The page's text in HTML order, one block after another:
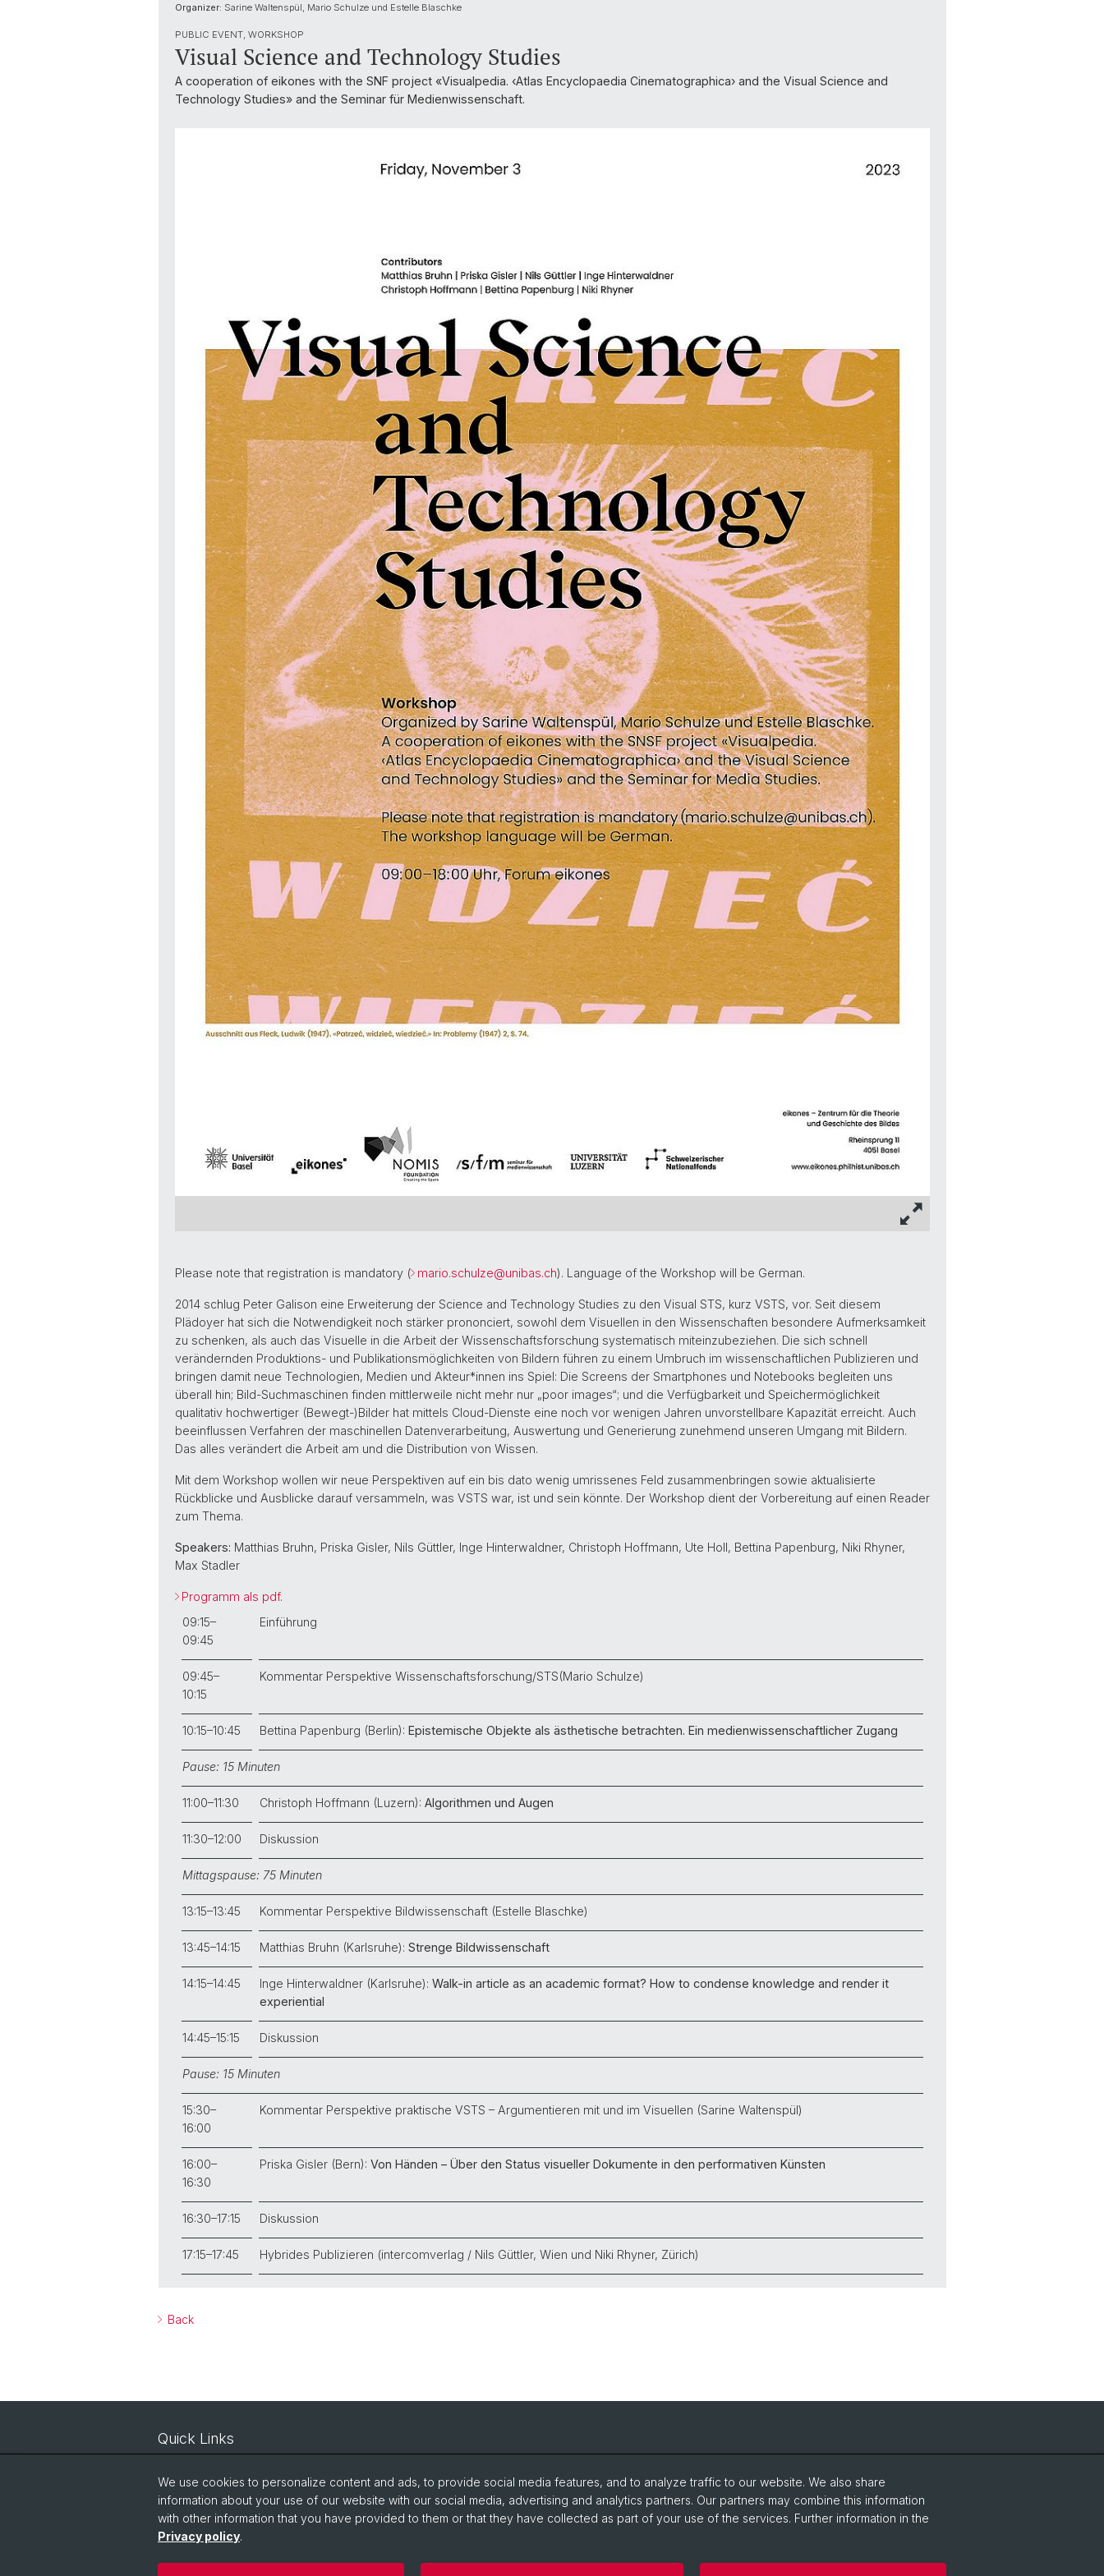
Organizer: Sarine Waltenspül, Mario Schulze und Estelle Blaschke
PUBLIC EVENT, WORKSHOP
Visual Science and Technology Studies
A cooperation of eikones with the SNF project «Visualpedia. ‹Atlas Encyclopaedia Cinematographica› and the Visual Science and
Technology Studies» and the Seminar für Medienwissenschaft.
Please note that registration is mandatory ( mario.schulze@unibas.ch). Language of the Workshop will be German.
2014 schlug Peter Galison eine Erweiterung der Science and Technology Studies zu den Visual STS, kurz VSTS, vor. Seit diesem
Plädoyer hat sich die Notwendigkeit noch stärker prononciert, sowohl dem Visuellen in den Wissenschaften besondere Aufmerksamkeit
zu schenken, als auch das Visuelle in die Arbeit der Wissenschaftsforschung systematisch miteinzubeziehen. Die sich schnell
verändernden Produktions- und Publikationsmöglichkeiten von Bildern führen zu einem Umbruch im wissenschaftlichen Publizieren und
bringen damit neue Technologien, Medien und Akteur*innen ins Spiel: Die Screens der Smartphones und Notebooks begleiten uns
überall hin; Bild-Suchmaschinen finden mittlerweile nicht mehr nur „poor images“; und die Verfügbarkeit und Speichermöglichkeit
qualitativ hochwertiger (Bewegt-)Bilder hat mittels Cloud-Dienste eine noch vor wenigen Jahren unvorstellbare Kapazität erreicht. Auch
beeinflussen Verfahren der maschinellen Datenverarbeitung, Auswertung und Generierung zunehmend unseren Umgang mit Bildern.
Das alles verändert die Arbeit am und die Distribution von Wissen.
Mit dem Workshop wollen wir neue Perspektiven auf ein bis dato wenig umrissenes Feld zusammenbringen sowie aktualisierte
Rückblicke und Ausblicke darauf versammeln, was VSTS war, ist und sein könnte. Der Workshop dient der Vorbereitung auf einen Reader
zum Thema.
Speakers: Matthias Bruhn, Priska Gisler, Nils Güttler, Inge Hinterwaldner, Christoph Hoffmann, Ute Holl, Bettina Papenburg, Niki Rhyner,
Max Stadler
Programm als pdf.
09:15–
09:45
Einführung
09:45–
10:15
Kommentar Perspektive Wissenschaftsforschung/STS(Mario Schulze)
10:15–10:45 Bettina Papenburg (Berlin): Epistemische Objekte als ästhetische betrachten. Ein medienwissenschaftlicher Zugang
Pause: 15 Minuten
11:00–11:30 Christoph Hoffmann (Luzern): Algorithmen und Augen
11:30–12:00 Diskussion
Mittagspause: 75 Minuten
13:15–13:45 Kommentar Perspektive Bildwissenschaft (Estelle Blaschke)
13:45–14:15 Matthias Bruhn (Karlsruhe): Strenge Bildwissenschaft
14:15–14:45 Inge Hinterwaldner (Karlsruhe): Walk-in article as an academic format? How to condense knowledge and render it
experiential
14:45–15:15 Diskussion
Pause: 15 Minuten
15:30–
16:00
Kommentar Perspektive praktische VSTS – Argumentieren mit und im Visuellen (Sarine Waltenspül)
16:00–
16:30
Priska Gisler (Bern): Von Händen – Über den Status visueller Dokumente in den performativen Künsten
16:30–17:15 Diskussion
17:15–17:45 Hybrides Publizieren (intercomverlag / Nils Güttler, Wien und Niki Rhyner, Zürich)
Back
Quick Links
Courses
IT-Services
Online Services
People Search
Events
Open Positions
archive NCCR Iconic Criticism 2005 - 2017
We use cookies to personalize content and ads, to provide social media features, and to analyze traffic to our website. We also share
information about your use of our website with our social media, advertising and analytics partners. Our partners may combine this information
with other information that you have provided to them or that they have collected as part of your use of the services. Further information in the
Privacy policy.